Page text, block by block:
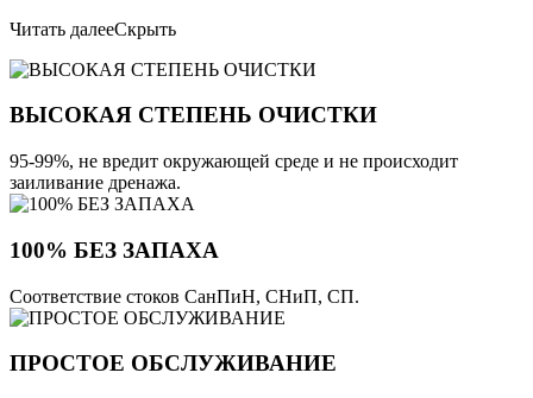
Читать далееСкрыть
ВЫСОКАЯ СТЕПЕНЬ ОЧИСТКИ
95-99%, не вредит окружающей среде и не происходит
заиливание дренажа.
100% БЕЗ ЗАПАХА
Соответствие стоков СанПиН, СНиП, СП.
ПРОСТОЕ ОБСЛУЖИВАНИЕ